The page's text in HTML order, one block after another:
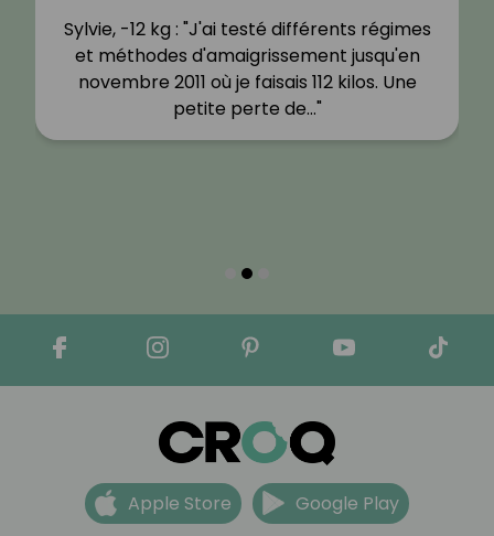
Sylvie, -12 kg : "J'ai testé différents régimes
et méthodes d'amaigrissement jusqu'en
novembre 2011 où je faisais 112 kilos. Une
petite perte de…"
Apple Store Google Play